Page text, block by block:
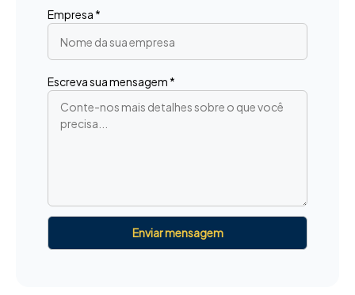
Empresa *
Escreva sua mensagem *